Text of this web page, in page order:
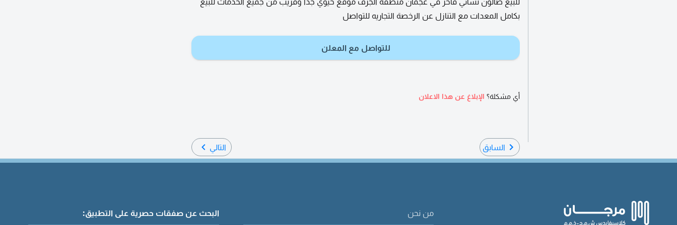
بكامل المعدات مع التنازل عن الرخصة التجاريه للتواصل
للتواصل مع المعلن
أي مشكلة؟ الإبلاغ عن هذا الاعلان
السابق التالي
من نحن البحث عن صفقات حصرية على التطبيق: